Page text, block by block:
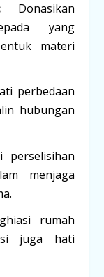
Donasikan
yang
materi
perbedaan
hubungan
perselisihan
menjaga
rumah
juga hati